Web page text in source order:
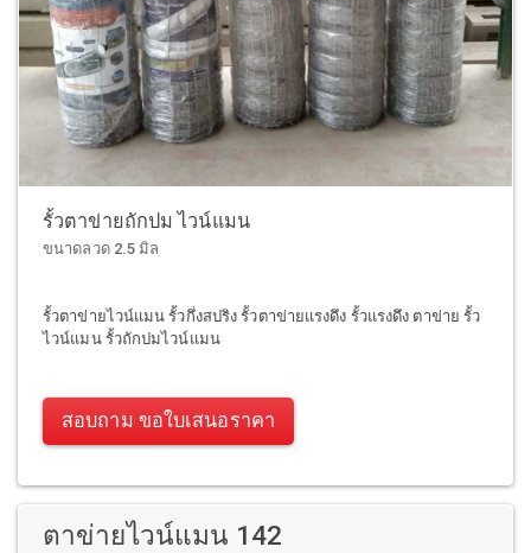
รั้วตาข่ายถักปม ไวน์แมน
ขนาดลวด 2.5 มิล
รั้วตาข่ายไวน์แมน รั้วกึ่งสปริง รั้วตาข่ายแรงดึง รั้วแรงดึง ตาข่าย รั้ว
ไวน์แมน รั้วถักปมไวน์แมน
สอบถาม ขอใบเสนอราคา
ตาข่ายไวน์แมน 142